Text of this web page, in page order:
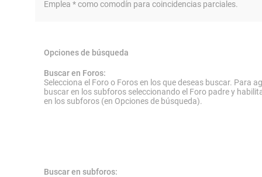
Emplea * como comodín para coincidencias parciales.
Opciones de búsqueda
Buscar en Foros:
Selecciona el Foro o Foros en los que deseas buscar. Para
buscar en los subforos seleccionando el Foro padre y
en los subforos (en Opciones de búsqueda).
Buscar en subforos: